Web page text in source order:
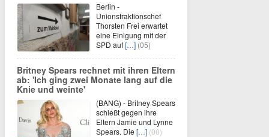
Berlin -
Unionsfraktionschef
Thorsten Frei erwartet
eine Einigung mit der
SPD auf[…] (05)
Britney Spears rechnet mit ihren Eltern
ab: 'Ich ging zwei Monate lang auf die
Knie und weinte'
(BANG) - Britney Spears
schießt gegen ihre
Eltern Jamie und Lynne
Spears. Die […] (00)